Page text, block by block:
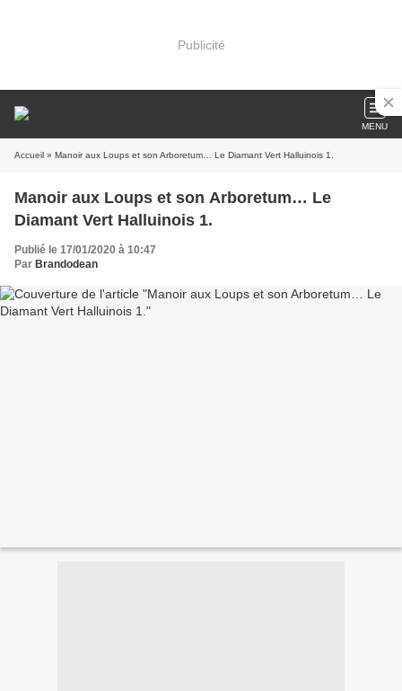
Publicité
MENU
Accueil » Manoir aux Loups et son Arboretum… Le Diamant Vert Halluinois 1.
Manoir aux Loups et son Arboretum… Le
Diamant Vert Halluinois 1.
Publié le 17/01/2020 à 10:47
Par Brandodean